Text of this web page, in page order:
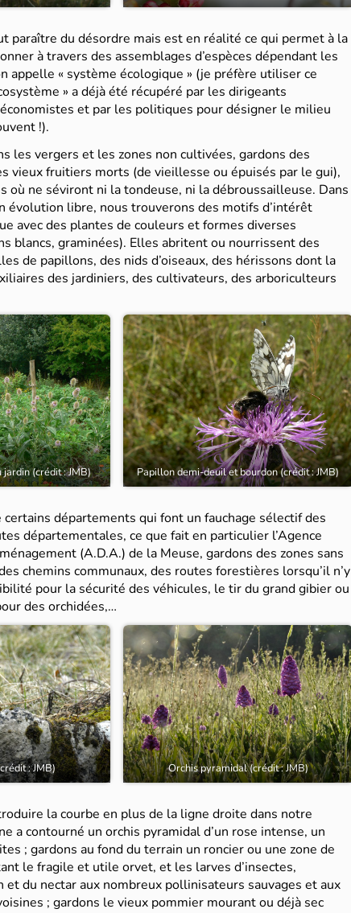
paraître du désordre mais est en réalité ce qui permet à la
à travers des assemblages d’espèces dépendant les
appelle « système écologique » (je préfère utiliser ce
» a déjà été récupéré par les dirigeants
et par les politiques pour désigner le milieu
!).
les vergers et les zones non cultivées, gardons des
vieux fruitiers morts (de vieillesse ou épuisés par le gui),
où ne séviront ni la tondeuse, ni la débroussailleuse. Dans
évolution libre, nous trouverons des motifs d’intérêt
avec des plantes de couleurs et formes diverses
blancs, graminées). Elles abritent ou nourrissent des
de papillons, des nids d’oiseaux, des hérissons dont la
des jardiniers, des cultivateurs, des arboriculteurs
(crédit : JMB) Papillon demi-deuil et bourdon (crédit : JMB)
certains départements qui font un fauchage sélectif des
départementales, ce que fait en particulier l’Agence
(A.D.A.) de la Meuse, gardons des zones sans
chemins communaux, des routes forestières lorsqu’il n’y
pour la sécurité des véhicules, le tir du grand gibier ou
des orchidées,…
: JMB) Orchis pyramidal (crédit : JMB)
la courbe en plus de la ligne droite dans notre
a contourné un orchis pyramidal d’un rose intense, un
; gardons au fond du terrain un roncier ou une zone de
le fragile et utile orvet, et les larves d’insectes,
du nectar aux nombreux pollinisateurs sauvages et aux
; gardons le vieux pommier mourant ou déjà sec